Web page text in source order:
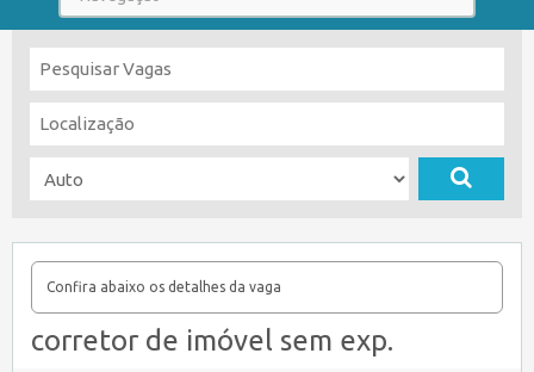
Confira abaixo os detalhes da vaga
corretor de imóvel sem exp.